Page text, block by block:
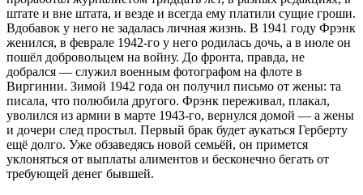
штате и вне штата, и везде и всегда ему платили сущие гроши.
Вдобавок у него не задалась личная жизнь. В 1941 году Фрэнк
женился, в феврале 1942-го у него родилась дочь, а в июле он
пошёл добровольцем на войну. До фронта, правда, не
добрался — служил военным фотографом на флоте в
Виргинии. Зимой 1942 года он получил письмо от жены: та
писала, что полюбила другого. Фрэнк переживал, плакал,
уволился из армии в марте 1943-го, вернулся домой — а жены
и дочери след простыл. Первый брак будет аукаться Герберту
ещё долго. Уже обзаведясь новой семьёй, он примется
уклоняться от выплаты алиментов и бесконечно бегать от
требующей денег бывшей.